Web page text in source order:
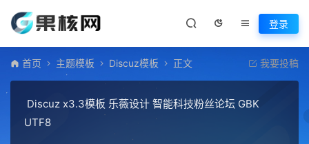
登录
首页 主题模板 Discuz模板 正文 我要投稿
Discuz x3.3模板 乐薇设计 智能科技粉丝论坛 GBK
UTF8